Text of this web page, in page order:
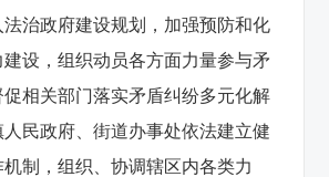
治政府建设规划，加强预防和化
设，组织动员各方面力量参与矛
促相关部门落实矛盾纠纷多元化解
民政府、街道办事处依法建立健
制，组织、协调辖区内各类力